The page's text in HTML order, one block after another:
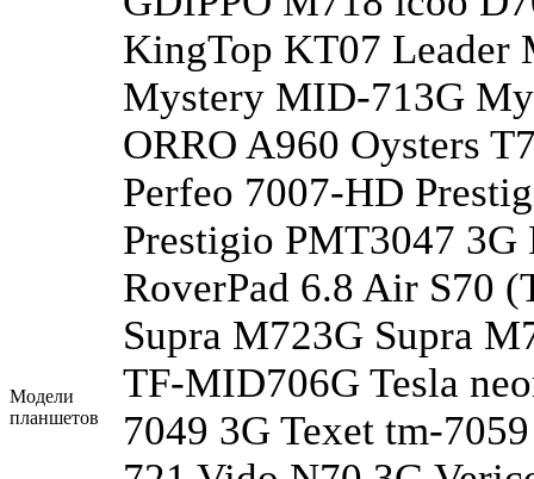
Модели
планшетов
KingTop KT07 Leader
Mystery MID-713G
ORRO A960 Oysters
Perfeo 7007-HD
Prestigio PMT3047 3G
RoverPad 6.8 Air S70
Supra M723G Supra
TF-MID706G Tesla
7049 3G Texet tm-